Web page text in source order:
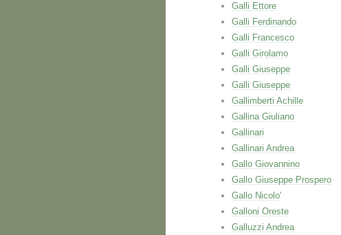
Galli Ettore
Galli Ferdinando
Galli Francesco
Galli Girolamo
Galli Giuseppe
Galli Giuseppe
Gallimberti Achille
Gallina Giuliano
Gallinari
Gallinari Andrea
Gallo Giovannino
Gallo Giuseppe Prospero
Gallo Nicolo'
Galloni Oreste
Galluzzi Andrea